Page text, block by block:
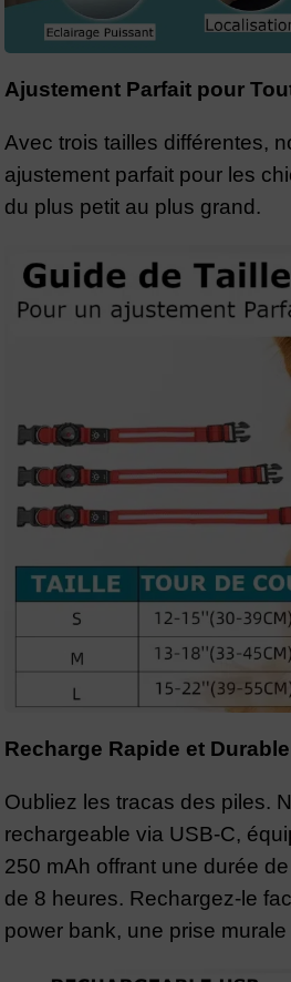
Ajustement Parfait pour
Avec trois tailles différentes,
ajustement parfait pour les
du plus petit au plus grand.
Recharge Rapide et Durable
Oubliez les tracas des piles.
rechargeable via USB-C,
250 mAh offrant une durée
de 8 heures. Rechargez-le
power bank, une prise